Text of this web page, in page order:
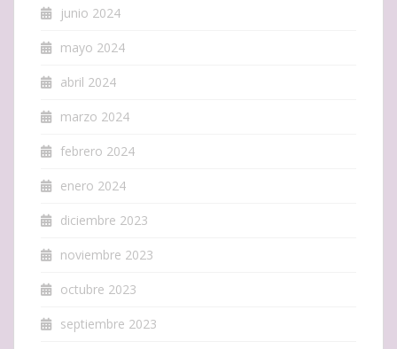
junio 2024
mayo 2024
abril 2024
marzo 2024
febrero 2024
enero 2024
diciembre 2023
noviembre 2023
octubre 2023
septiembre 2023